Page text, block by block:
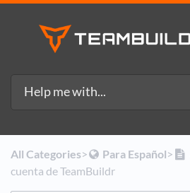
All Categories​>​ ​Para Español​>​
cuenta de TeamBuildr